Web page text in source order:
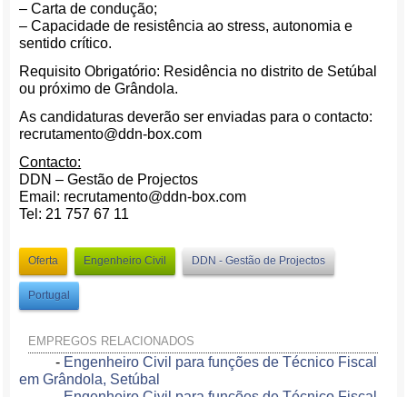
– Carta de condução;
– Capacidade de resistência ao stress, autonomia e
sentido crítico.
Requisito Obrigatório: Residência no distrito de Setúbal
ou próximo de Grândola.
As candidaturas deverão ser enviadas para o contacto:
recrutamento@ddn-box.com
Contacto:
DDN – Gestão de Projectos
Email: recrutamento@ddn-box.com
Tel: 21 757 67 11
Oferta Engenheiro Civil DDN - Gestão de Projectos
Portugal
EMPREGOS RELACIONADOS
- Engenheiro Civil para funções de Técnico Fiscal
em Grândola, Setúbal